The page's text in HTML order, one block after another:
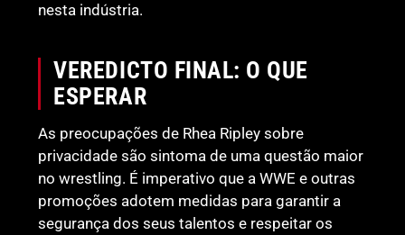
nesta indústria.
VEREDICTO FINAL: O QUE
ESPERAR
As preocupações de Rhea Ripley sobre
privacidade são sintoma de uma questão maior
no wrestling. É imperativo que a WWE e outras
promoções adotem medidas para garantir a
segurança dos seus talentos e respeitar os